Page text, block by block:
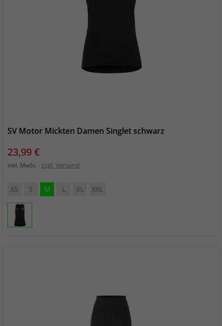
SV Motor Mickten Damen Singlet schwarz
Preis
23,99 €
inkl. MwSt. zzgl. Versand
XS S M L XL XXL